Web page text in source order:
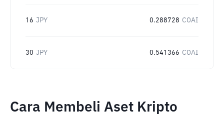
16 JPY 0.288728 COAI
30 JPY 0.541366 COAI
Cara Membeli Aset Kripto